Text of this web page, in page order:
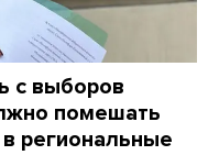
с выборов
помешать
региональные